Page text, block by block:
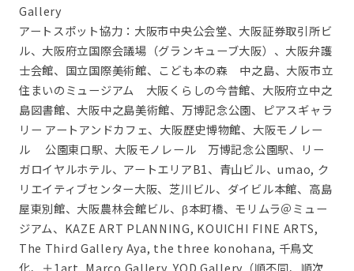
Gallery
アートスポット協力：大阪市中央公会堂、大阪証券取引所ビ
ル、大阪府立国際会議場（グランキューブ大阪）、大阪弁護
士会館、国立国際美術館、こども本の森 中之島、大阪市立
住まいのミュージアム 大阪くらしの今昔館、大阪府立中之
島図書館、大阪中之島美術館、万博記念公園、ピアスギャラ
リー アートアンドカフェ、大阪歴史博物館、大阪モノレー
ル 公園東口駅、大阪モノレール 万博記念公園駅、リー
ガロイヤルホテル、アートエリアB1、青山ビル、umao, ク
リエイティブセンター大阪、芝川ビル、ダイビル本館、高島
屋東別館、大阪農林会館ビル、β本町橋、モリムラ＠ミュー
ジアム、KAZE ART PLANNING, KOUICHI FINE ARTS,
The Third Gallery Aya, the three konohana, 千鳥文
化、＋1art, Marco Gallery, YOD Gallery（順不同、順次